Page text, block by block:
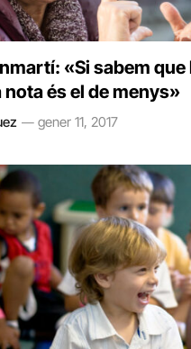
«Si sabem que
nota és el de menys»
gener 11, 2017